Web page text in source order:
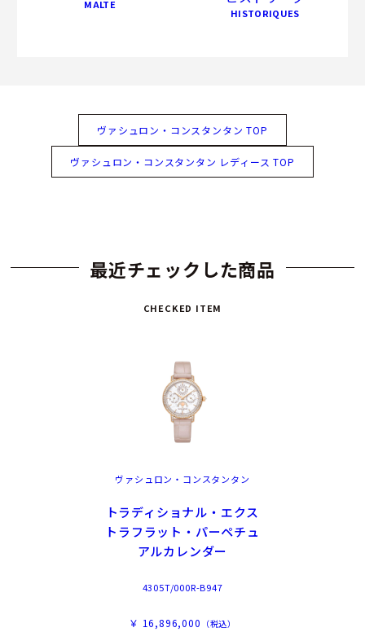
MALTE
HISTORIQUES
ヴァシュロン・コンスタンタン TOP
ヴァシュロン・コンスタンタン レディース TOP
最近チェックした商品
CHECKED ITEM
ヴァシュロン・コンスタンタン
トラディショナル・エクス
トラフラット・パーペチュ
アルカレンダー
4305T/000R-B947
￥ 16,896,000 （税込）